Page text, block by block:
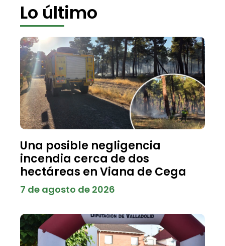
Lo último
Una posible negligencia
incendia cerca de dos
hectáreas en Viana de Cega
7 de agosto de 2026